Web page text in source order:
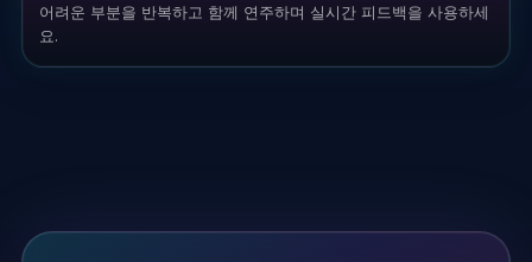
어려운 부분을 반복하고 함께 연주하며 실시간 피드백을 사용하세
요.